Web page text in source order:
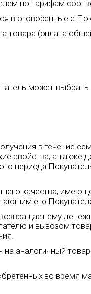
по тарифам
в оговоренные с
товара (оплата
может
в течение
свойства, а
периода
качества,
его
ему
и вывозом
аналогичный
во время